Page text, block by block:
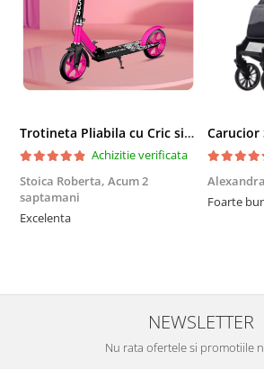
Trotineta Pliabila cu Cric si Maner Reglabil
Achizitie verificata
Stoica Roberta, Acum 2
saptamani
Excelenta
Foarte
NEWSLETTER
Nu rata ofertele si promotiile